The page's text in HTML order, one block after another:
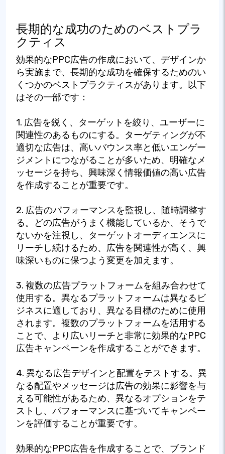
長期的な成功のためのベストプラ
クティス
効果的なPPC広告の作成において、デザインか
ら実施まで、長期的な成功を確保するためのい
くつかのベストプラクティスがあります。以下
はその一部です：
1. 広告を鋭く、ターゲットを絞り、ユーザーに
関連性のあるものにする。ターゲティングが不
適切な広告は、高いバウンス率と低いエンゲー
ジメントにつながることが多いため、明確なメ
ッセージを持ち、興味深く情報価値の高い広告
を作成することが重要です。
2. 広告のパフォーマンスを監視し、随時調整す
る。どの広告がうまく機能しているか、そうで
ないかを注視し、ターゲットオーディエンスに
リーチし続けるため、広告を関連性が高く、興
味深いものに保つよう変更を加えます。
3. 複数の広告プラットフォームを組み合わせて
使用する。異なるプラットフォームは異なるビ
ジネスに適しており、異なる目標のために使用
されます。複数のプラットフォームを活用する
ことで、より広いリーチと非常に効果的なPPC
広告キャンペーンを作成することができます。
4. 異なる広告デザインと配置をテストする。異
なる配置やメッセージは広告の効果に影響を与
える可能性があるため、異なるオプションをテ
ストし、パフォーマンスに基づいてキャンペー
ンを評価することが重要です。
効果的なPPC広告を作成することで、ブランド